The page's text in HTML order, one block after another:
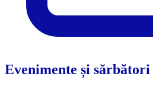
Evenimente și sărbători